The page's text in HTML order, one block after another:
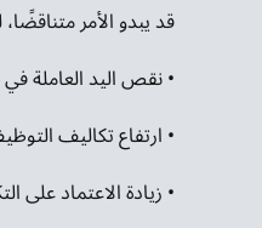
قد يبدو الأمر
• نقص اليد العاملة
• ارتفاع تكاليف
• زيادة الاعتماد على